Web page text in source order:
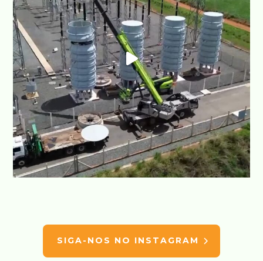
SIGA-NOS NO INSTAGRAM